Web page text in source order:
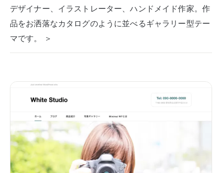
デザイナー、イラストレーター、ハンドメイド作家。作
品をお洒落なカタログのように並べるギャラリー型テー
マです。 ＞